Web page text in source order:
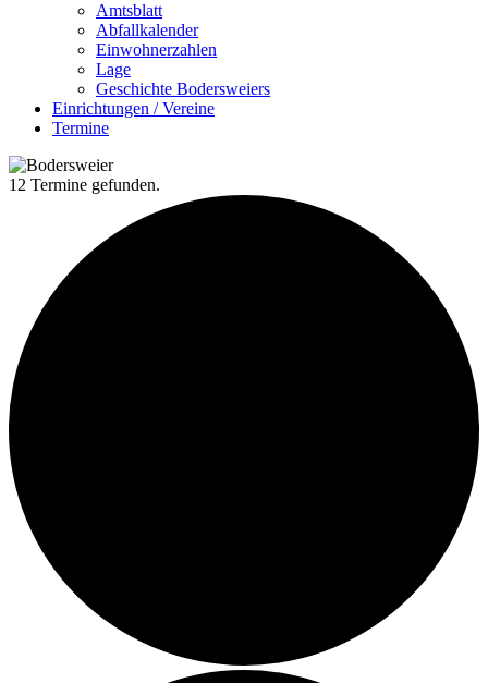
Amtsblatt
Abfallkalender
Einwohnerzahlen
Lage
Geschichte Bodersweiers
Einrichtungen / Vereine
Termine
12 Termine gefunden.